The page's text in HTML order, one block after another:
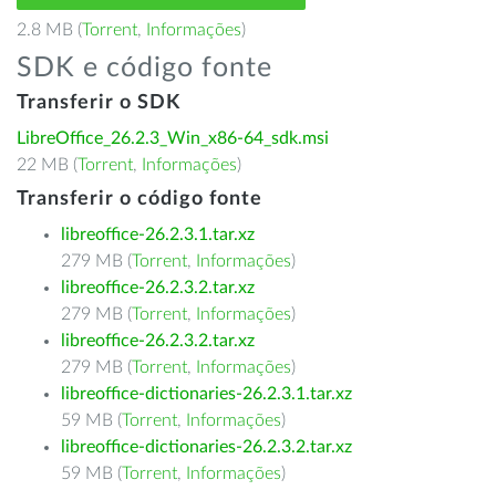
2.8 MB (Torrent, Informações)
SDK e código fonte
Transferir o SDK
LibreOffice_26.2.3_Win_x86-64_sdk.msi
22 MB (Torrent, Informações)
Transferir o código fonte
libreoffice-26.2.3.1.tar.xz
279 MB (Torrent, Informações)
libreoffice-26.2.3.2.tar.xz
279 MB (Torrent, Informações)
libreoffice-26.2.3.2.tar.xz
279 MB (Torrent, Informações)
libreoffice-dictionaries-26.2.3.1.tar.xz
59 MB (Torrent, Informações)
libreoffice-dictionaries-26.2.3.2.tar.xz
59 MB (Torrent, Informações)